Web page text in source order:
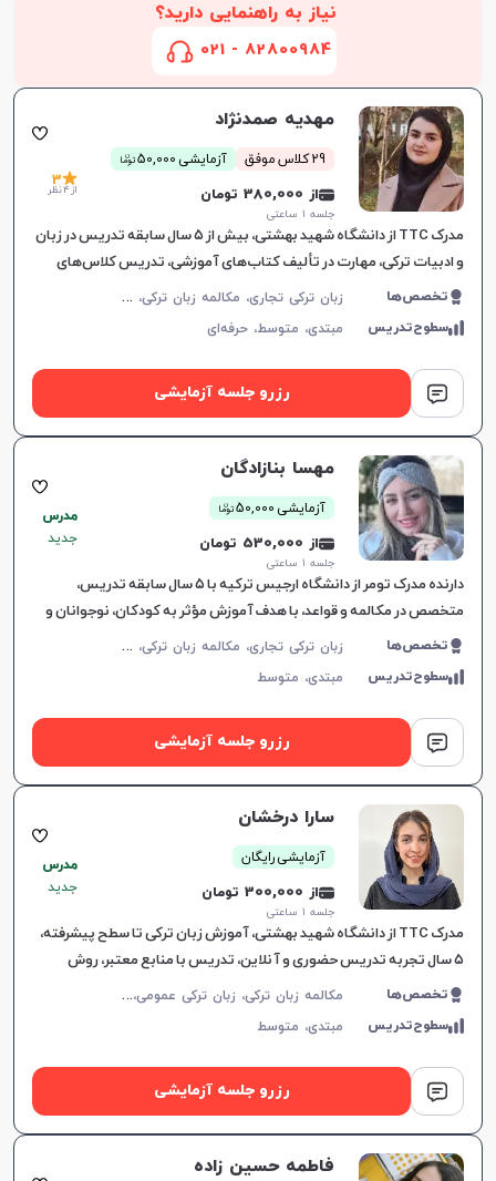
نیاز به راهنمایی دارید؟
82800984 - 021
مهدیه صمدنژاد
29 کلاس موفق آزمایشی 50,000 توما
ن
از 380,000 تومان
جلسه ۱ ساعتی
3
از 4 نظر
مدرک TTC از دانشگاه شهید بهشتی، بیش از ۵ سال سابقه تدریس در زبان
و ادبیات ترکی، مهارت در تألیف کتاب‌های آموزشی، تدریس کلاس‌های
آمادگی TÖMER را با هدف موفقیت در آزمون فراهم می‌کند.تخصص‌ها ز
بان ترکی تجاری، مکالمه زبان ترکی، زبان ترکی عمومی، زبان ترکی کودکان
سطوح‌تدریس مبتدی، متوسط،حرفه‌ای
رزرو جلسه آزمایشی
مهسا بنازادگان
آزمایشی 50,000 توما
ن
از 530,000 تومان
جلسه ۱ ساعتی
مدرس
جدید
دارنده مدرک تومر از دانشگاه ارجیس ترکیه با ۵ سال سابقه تدریس،
متخصص در مکالمه و قواعد، با هدف آموزش مؤثر به کودکان، نوجوانان و
بزرگسالان.
تخصص‌ها ز
بان ترکی تجاری، مکالمه زبان ترکی، زبان ترکی عمومی، زبان ترکی کودکان
سطوح‌تدریس مبتدی، متوسط
رزرو جلسه آزمایشی
سارا درخشان
آزمایشی رایگان
از 300,000 تومان
جلسه ۱ ساعتی
مدرس
جدید
مدرک TTC از دانشگاه شهید بهشتی، آموزش زبان ترکی تا سطح پیشرفته،
۵ سال تجربه تدریس حضوری و آنلاین، تدریس با منابع معتبر، روش
تدریس صبورانه و عمیق، کلاس‌های مکالمه‌محور و جذ
تخصص‌ها م
کالمه زبان ترکی، زبان ترکی عمومی، زبان ترکی کودکان
سطوح‌تدریس مبتدی، متوسط
رزرو جلسه آزمایشی
فاطمه حسین زاده